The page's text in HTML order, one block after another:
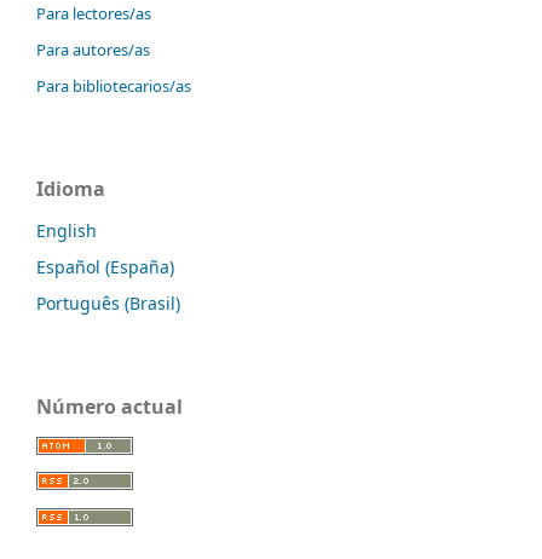
Para lectores/as
Para autores/as
Para bibliotecarios/as
Idioma
English
Español (España)
Português (Brasil)
Número actual